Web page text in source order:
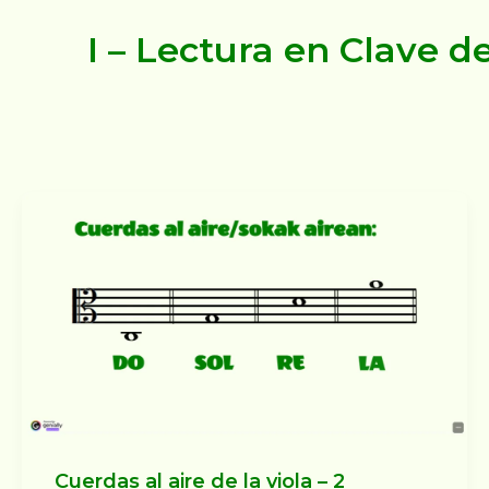
I – Lectura en Clave
Cuerdas al aire de la viola – 2